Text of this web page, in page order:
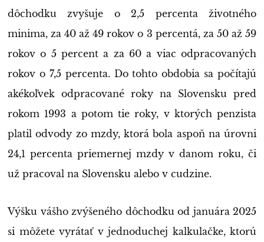
dôchodku zvyšuje o 2,5 percenta životného
minima, za 40 až 49 rokov o 3 percentá, za 50 až 59
rokov o 5 percent a za 60 a viac odpracovaných
rokov o 7,5 percenta. Do tohto obdobia sa počítajú
akékoľvek odpracované roky na Slovensku pred
rokom 1993 a potom tie roky, v ktorých penzista
platil odvody zo mzdy, ktorá bola aspoň na úrovni
24,1 percenta priemernej mzdy v danom roku, či
už pracoval na Slovensku alebo v cudzine.
Výšku vášho zvýšeného dôchodku od januára 2025
si môžete vyrátať v jednoduchej kalkulačke, ktorú